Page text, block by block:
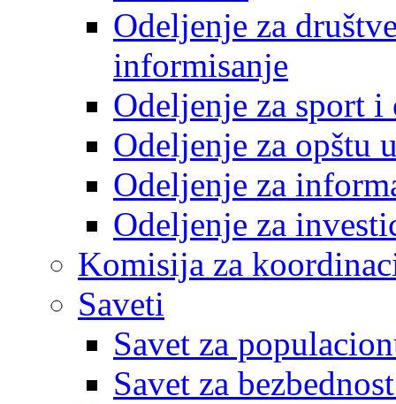
Odeljenje za
informisanje
Odeljenje za sport
Odeljenje za opštu
Odeljenje za
Odeljenje za
Komisija za
Saveti
Savet za
Savet za